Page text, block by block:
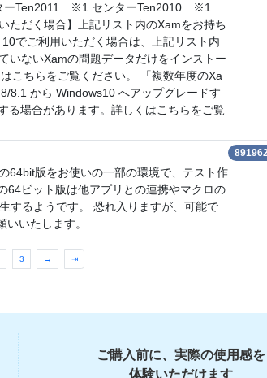
ーTen2011 ※1 センターTen2010 ※1
ただく場合】上記リスト内のXamをお持ち
でご利用いただく場合は、上記リスト内
いないXamの問題データだけをインストー
こちらをご覧ください。 「複数年度のXa
から Windows10 へアップグレードす
る場合があります。詳しくはこちらをご覧
64bit版をお使いの一部の環境で、テスト作
64ビット版は他アプリとの連携やマクロの
するようです。 恐れ入りますが、可能で
いたします。
3 → ⇥
ご購入前に、実際の使用感を
体験いただけます